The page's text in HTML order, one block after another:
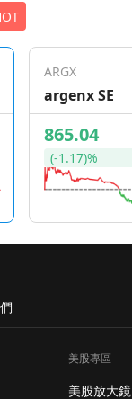
ARGX
argenx SE
865.04
(-1.17)%
美股專區
美股放大鏡